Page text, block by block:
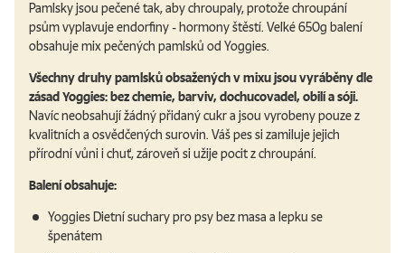
Pamlsky jsou pečené tak, aby chroupaly, protože chroupání
psům vyplavuje endorfiny - hormony štěstí. Velké 650g balení
obsahuje mix pečených pamlsků od Yoggies.
Všechny druhy pamlsků obsažených v mixu jsou vyráběny dle
zásad Yoggies: bez chemie, barviv, dochucovadel, obilí a sóji.
Navíc neobsahují žádný přidaný cukr a jsou vyrobeny pouze z
kvalitních a osvědčených surovin. Váš pes si zamiluje jejich
přírodní vůni i chuť, zároveň si užije pocit z chroupání.
Balení obsahuje:
Yoggies Dietní suchary pro psy bez masa a lepku se
špenátem